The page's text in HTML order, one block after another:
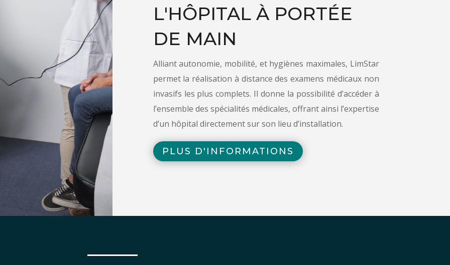
L'HÔPITAL À PORTÉE
DE MAIN
Alliant autonomie, mobilité, et hygiènes maximales, LimStar
permet la réalisation à distance des examens médicaux non
invasifs les plus complets. Il donne la possibilité d’accéder à
l’ensemble des spécialités médicales, offrant ainsi l’expertise
d’un hôpital directement sur son lieu d’installation.
PLUS D'INFORMATIONS